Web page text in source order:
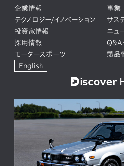
企業情報
事業
テクノロジー/イノベーション
サス
投資家情報
ニュ
採用情報
Q&A
モータースポーツ
製品
English